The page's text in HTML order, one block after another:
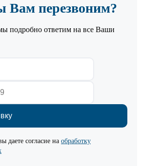
Вам перезвоним?
подробно ответим на все Ваши
даете согласие на обработку